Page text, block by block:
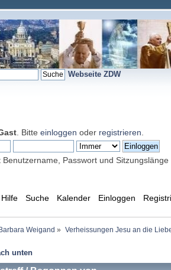
Webseite ZDW
. Bitte einloggen oder registrieren
Benutzername, Passwort und Sitzungslänge
Hilfe Suche Kalender Einloggen
Barbara Weigand » Verheissungen Jesu an die
unten